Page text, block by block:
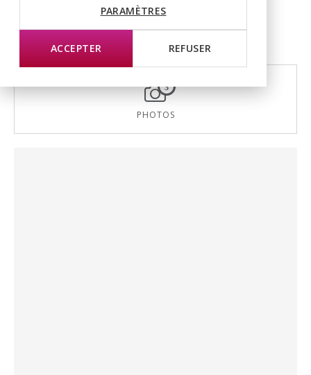
PARAMÈTRES
ACCEPTER REFUSER
3
PHOTOS